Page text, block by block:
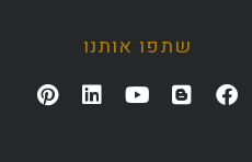
שתפו אותנו